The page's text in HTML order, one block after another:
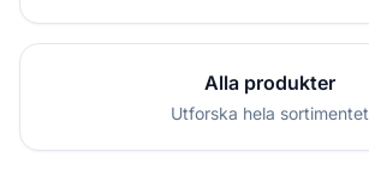
Alla produkter
Utforska hela sortimentet